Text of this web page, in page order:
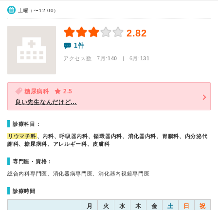
土曜（〜12:00）
2.82
1件
アクセス数 7月:140 | 6月:131
糖尿病科
2.5
良い先生なんだけど…
診療科目：
リウマチ科 、内科、呼吸器内科、循環器内科、消化器内科、胃腸科、内分泌代
謝科、糖尿病科、アレルギー科、皮膚科
専門医・資格：
総合内科専門医、消化器病専門医、消化器内視鏡専門医
診療時間
月 火 水 木 金 土 日 祝